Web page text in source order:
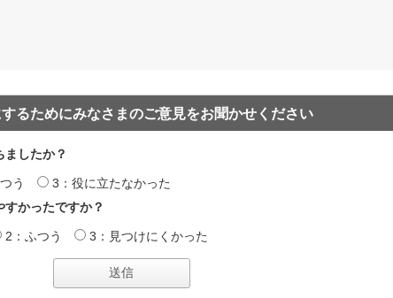
るためにみなさまのご意見をお聞かせください
ましたか？
う
3：役に立たなかった
かったですか？
2：ふつう 3：見つけにくかった